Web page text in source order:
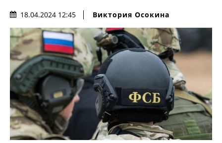
18.04.2024 12:45 Виктория Осокина